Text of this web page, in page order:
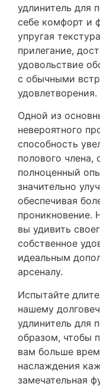
удлинитель для
себе комфорт и
упругая
прилегание,
удовольствие
с обычными
удовлетворения.
Одной из
невероятного
способность
полового члена,
полноценный
значительно
обеспечивая
проникновение.
вы удивить
собственное
идеальным
арсеналу.
Испытайте
нашему
удлинитель для
образом, чтобы
вам больше
наслаждения
замечательная